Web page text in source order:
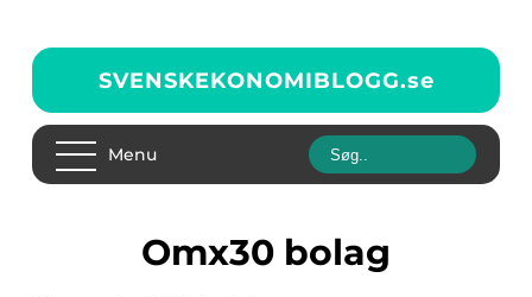
SVENSKEKONOMIBLOGG.se
Menu
omx30 bolag